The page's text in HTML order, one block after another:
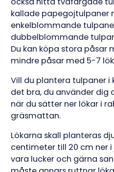
kallade papegojtulpaner
enkelblommande
dubbelblommande
Du kan köpa stora påsar
mindre påsar med 5-7
Vill du plantera tulpaner i
det bra, du använder dig
när du sätter ner lökar i
gräsmattan.
Lökarna skall planteras
centimeter till 20 cm ner i
vara lucker och gärna